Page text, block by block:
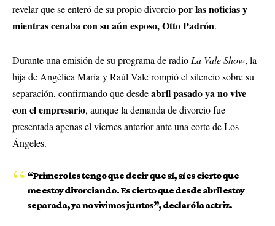
revelar que se enteró de su propio divorciopor las noticias y
mientras cenaba con su aún esposo, Otto Padrón.
Durante una emisión de su programa de radio La Vale Show, la
hija de Angélica María y Raúl Vale rompió el silencio sobre su
separación, confirmando que desdeabril pasado ya no vive
con el empresario, aunque la demanda de divorcio fue
presentada apenas el viernes anterior ante una corte de Los
Ángeles.
“Primero les tengo que decir que sí, sí es cierto que
me estoy divorciando. Es cierto que desde abril estoy
separada, ya no vivimos juntos”, declaró la actriz.